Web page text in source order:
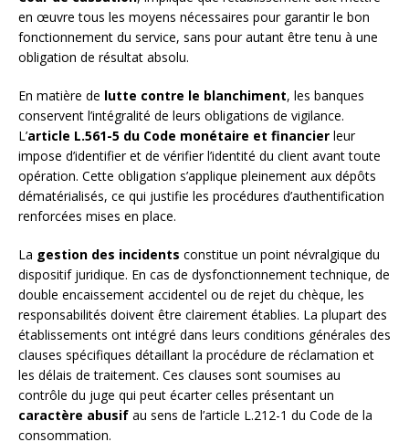
en œuvre tous les moyens nécessaires pour garantir le bon
fonctionnement du service, sans pour autant être tenu à une
obligation de résultat absolu.
En matière de lutte contre le blanchiment, les banques
conservent l’intégralité de leurs obligations de vigilance.
L’article L.561-5 du Code monétaire et financier leur
impose d’identifier et de vérifier l’identité du client avant toute
opération. Cette obligation s’applique pleinement aux dépôts
dématérialisés, ce qui justifie les procédures d’authentification
renforcées mises en place.
La gestion des incidents constitue un point névralgique du
dispositif juridique. En cas de dysfonctionnement technique, de
double encaissement accidentel ou de rejet du chèque, les
responsabilités doivent être clairement établies. La plupart des
établissements ont intégré dans leurs conditions générales des
clauses spécifiques détaillant la procédure de réclamation et
les délais de traitement. Ces clauses sont soumises au
contrôle du juge qui peut écarter celles présentant un
caractère abusif au sens de l’article L.212-1 du Code de la
consommation.